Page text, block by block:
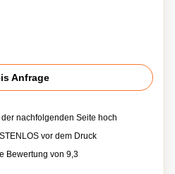
Anfrage
nachfolgenden Seite hoch
vor dem Druck
Bewertung von 9,3